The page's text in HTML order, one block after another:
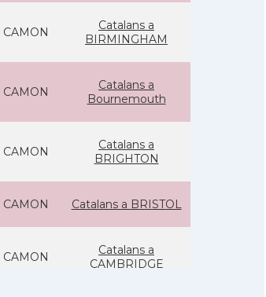
CAMON
Catalans a
BIRMINGHAM
CAMON
Catalans a
Bournemouth
CAMON
Catalans a
BRIGHTON
CAMON Catalans a BRISTOL
CAMON
Catalans a
CAMBRIDGE